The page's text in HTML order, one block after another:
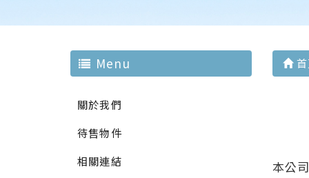
Menu
關於我們
待售物件
相關連結
首
本公